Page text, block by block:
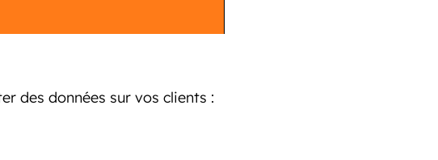
des données sur vos clients :